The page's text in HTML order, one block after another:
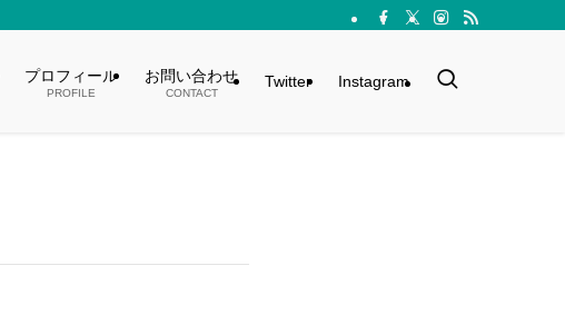
プロフィール
PROFILE
お問い合わせ
CONTACT
Twitter Instagram